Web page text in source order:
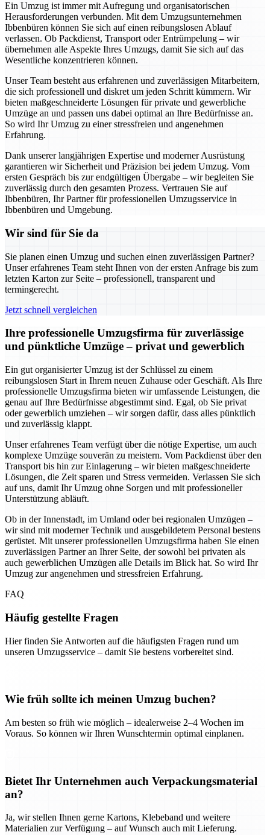
Ein Umzug ist immer mit Aufregung und organisatorischen
Herausforderungen verbunden. Mit dem Umzugsunternehmen
Ibbenbüren können Sie sich auf einen reibungslosen Ablauf
verlassen. Ob Packdienst, Transport oder Entrümpelung – wir
übernehmen alle Aspekte Ihres Umzugs, damit Sie sich auf das
Wesentliche konzentrieren können.
Unser Team besteht aus erfahrenen und zuverlässigen Mitarbeitern,
die sich professionell und diskret um jeden Schritt kümmern. Wir
bieten maßgeschneiderte Lösungen für private und gewerbliche
Umzüge an und passen uns dabei optimal an Ihre Bedürfnisse an.
So wird Ihr Umzug zu einer stressfreien und angenehmen
Erfahrung.
Dank unserer langjährigen Expertise und moderner Ausrüstung
garantieren wir Sicherheit und Präzision bei jedem Umzug. Vom
ersten Gespräch bis zur endgültigen Übergabe – wir begleiten Sie
zuverlässig durch den gesamten Prozess. Vertrauen Sie auf
Ibbenbüren, Ihr Partner für professionellen Umzugsservice in
Ibbenbüren und Umgebung.
Wir sind für Sie da
Sie planen einen Umzug und suchen einen zuverlässigen Partner?
Unser erfahrenes Team steht Ihnen von der ersten Anfrage bis zum
letzten Karton zur Seite – professionell, transparent und
termingerecht.
Jetzt schnell vergleichen
Ihre professionelle Umzugsfirma für zuverlässige
und pünktliche Umzüge – privat und gewerblich
Ein gut organisierter Umzug ist der Schlüssel zu einem
reibungslosen Start in Ihrem neuen Zuhause oder Geschäft. Als Ihre
professionelle Umzugsfirma bieten wir umfassende Leistungen, die
genau auf Ihre Bedürfnisse abgestimmt sind. Egal, ob Sie privat
oder gewerblich umziehen – wir sorgen dafür, dass alles pünktlich
und zuverlässig klappt.
Unser erfahrenes Team verfügt über die nötige Expertise, um auch
komplexe Umzüge souverän zu meistern. Vom Packdienst über den
Transport bis hin zur Einlagerung – wir bieten maßgeschneiderte
Lösungen, die Zeit sparen und Stress vermeiden. Verlassen Sie sich
auf uns, damit Ihr Umzug ohne Sorgen und mit professioneller
Unterstützung abläuft.
Ob in der Innenstadt, im Umland oder bei regionalen Umzügen –
wir sind mit moderner Technik und ausgebildetem Personal bestens
gerüstet. Mit unserer professionellen Umzugsfirma haben Sie einen
zuverlässigen Partner an Ihrer Seite, der sowohl bei privaten als
auch gewerblichen Umzügen alle Details im Blick hat. So wird Ihr
Umzug zur angenehmen und stressfreien Erfahrung.
FAQ
Häufig gestellte Fragen
Hier finden Sie Antworten auf die häufigsten Fragen rund um
unseren Umzugsservice – damit Sie bestens vorbereitet sind.
Wie früh sollte ich meinen Umzug buchen?
Am besten so früh wie möglich – idealerweise 2–4 Wochen im
Voraus. So können wir Ihren Wunschtermin optimal einplanen.
Bietet Ihr Unternehmen auch Verpackungsmaterial
an?
Ja, wir stellen Ihnen gerne Kartons, Klebeband und weitere
Materialien zur Verfügung – auf Wunsch auch mit Lieferung.